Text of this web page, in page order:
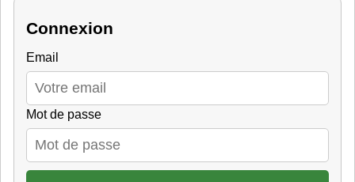
Connexion
Email
Mot de passe